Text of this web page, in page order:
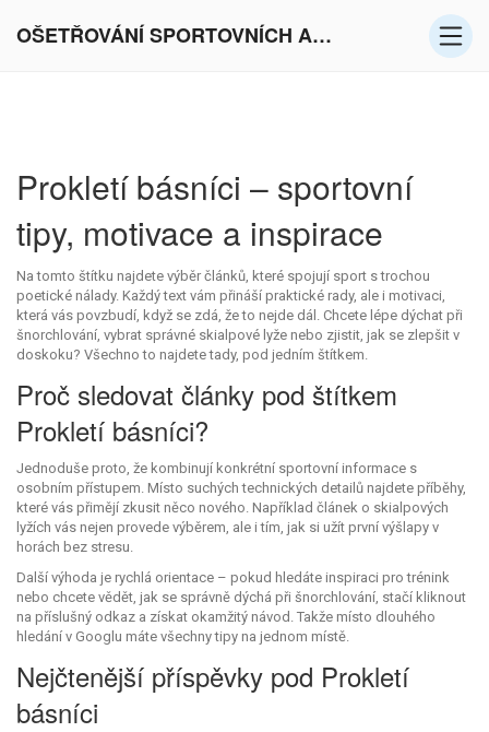
OŠETŘOVÁNÍ SPORTOVNÍCH AKTIVIT V EVROPĚ
Prokletí básníci – sportovní
tipy, motivace a inspirace
Na tomto štítku najdete výběr článků, které spojují sport s trochou
poetické nálady. Každý text vám přináší praktické rady, ale i motivaci,
která vás povzbudí, když se zdá, že to nejde dál. Chcete lépe dýchat při
šnorchlování, vybrat správné skialpové lyže nebo zjistit, jak se zlepšit v
doskoku? Všechno to najdete tady, pod jedním štítkem.
Proč sledovat články pod štítkem
Prokletí básníci?
Jednoduše proto, že kombinují konkrétní sportovní informace s
osobním přístupem. Místo suchých technických detailů najdete příběhy,
které vás přimějí zkusit něco nového. Například článek o skialpových
lyžích vás nejen provede výběrem, ale i tím, jak si užít první výšlapy v
horách bez stresu.
Další výhoda je rychlá orientace – pokud hledáte inspiraci pro trénink
nebo chcete vědět, jak se správně dýchá při šnorchlování, stačí kliknout
na příslušný odkaz a získat okamžitý návod. Takže místo dlouhého
hledání v Googlu máte všechny tipy na jednom místě.
Nejčtenější příspěvky pod Prokletí
básníci